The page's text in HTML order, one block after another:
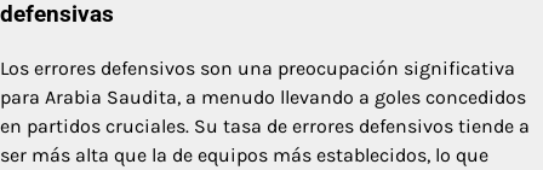
defensivas
Los errores defensivos son una preocupación significativa
para Arabia Saudita, a menudo llevando a goles concedidos
en partidos cruciales. Su tasa de errores defensivos tiende a
ser más alta que la de equipos más establecidos, lo que